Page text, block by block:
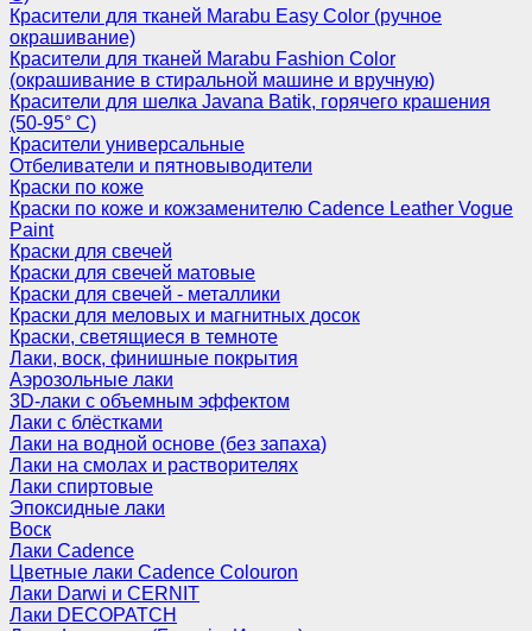
Красители для тканей Marabu Easy Color (ручное
окрашивание)
Красители для тканей Marabu Fashion Color
(окрашивание в стиральной машине и вручную)
Красители для шелка Javana Batik, горячего крашения
(50-95° С)
Красители универсальные
Отбеливатели и пятновыводители
Краски по коже
Краски по коже и кожзаменителю Cadence Leather Vogue
Paint
Краски для свечей
Краски для свечей матовые
Краски для свечей - металлики
Краски для меловых и магнитных досок
Краски, светящиеся в темноте
Лаки, воск, финишные покрытия
Аэрозольные лаки
3D-лаки с объемным эффектом
Лаки с блёстками
Лаки на водной основе (без запаха)
Лаки на смолах и растворителях
Лаки спиртовые
Эпоксидные лаки
Воск
Лаки Cadence
Цветные лаки Cadence Colouron
Лаки Darwi и CERNIT
Лаки DECOPATCH